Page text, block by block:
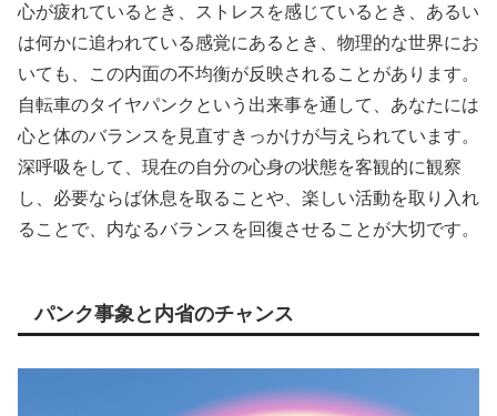
心が疲れているとき、ストレスを感じているとき、あるい
は何かに追われている感覚にあるとき、物理的な世界にお
いても、この内面の不均衡が反映されることがあります。
自転車のタイヤパンクという出来事を通して、あなたには
心と体のバランスを見直すきっかけが与えられています。
深呼吸をして、現在の自分の心身の状態を客観的に観察
し、必要ならば休息を取ることや、楽しい活動を取り入れ
ることで、内なるバランスを回復させることが大切です。
パンク事象と内省のチャンス